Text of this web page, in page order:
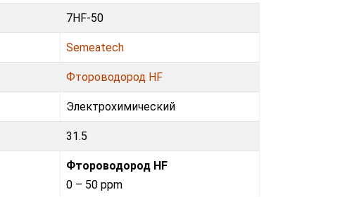
7HF-50
Semeatech
Фтороводород HF
Электрохимический
31.5
Фтороводород HF
0 – 50 ppm